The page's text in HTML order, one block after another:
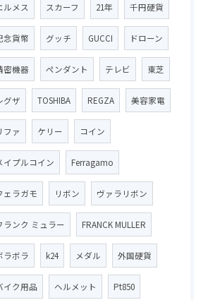
ルメス スカーフ 21年 千円硬貨
念貨幣 グッチ GUCCI ドローン
密機器 ペンダント テレビ 東芝
グザ TOSHIBA REGZA 美容家電
ファ ケリー コイン
イプルコイン Ferragamo
ェラガモ リボン ヴァラリボン
ランク ミュラー FRANCK MULLER
ラボラ k24 メダル 外国硬貨
イク用品 ヘルメット Pt850